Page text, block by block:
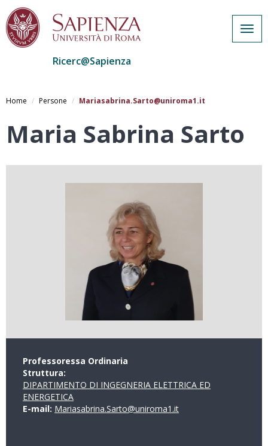
al
Ricerc@Sapienza
Home Persone Mariasabrina.Sarto@uniroma1.it
Maria Sabrina Sarto
Professoressa Ordinaria
Struttura:
DIPARTIMENTO DI INGEGNERIA ELETTRICA ED
ENERGETICA
E-mail: Mariasabrina.Sarto@uniroma1.it